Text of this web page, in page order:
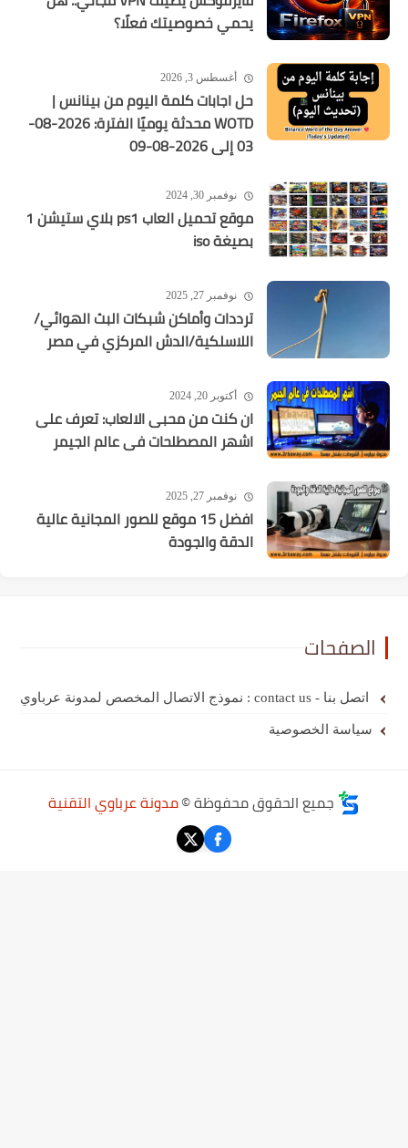
يحمي خصوصيتك فعلًا؟
أغسطس 3, 2026
حل اجابات كلمة اليوم من بينانس |
WOTD محدثة يوميًا الفترة: 2026-08-
03 إلى 2026-08-09
نوفمبر 30, 2024
موقع تحميل العاب ps1 بلاي ستيشن 1
بصيغة iso
نوفمبر 27, 2025
ترددات وأماكن شبكات البث الهوائي/
اللاسلكية/الدش المركزي في مصر
أكتوبر 20, 2024
ان كنت من محبى الالعاب: تعرف على
اشهر المصطلحات فى عالم الجيمر
نوفمبر 27, 2025
افضل 15 موقع للصور المجانية عالية
الدقة والجودة
الصفحات
اتصل بنا - contact us : نموذج الاتصال المخصص لمدونة عرباوي
سياسة الخصوصية
جميع الحقوق محفوظة ©مدونة عرباوي التقنية